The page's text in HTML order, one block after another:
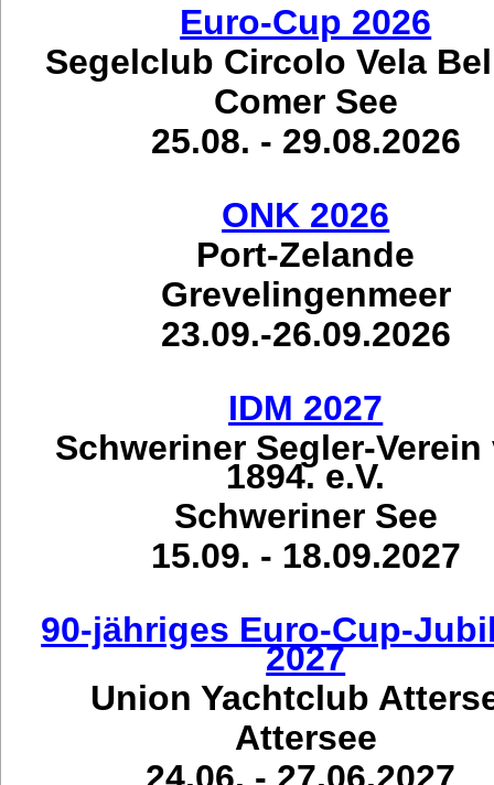
Euro-Cup 2026
Segelclub Circolo Vela
Comer See
25.08. - 29.08.2026
ONK 2026
Port-Zelande
Grevelingenmeer
23.09.-26.09.2026
IDM 2027
Schweriner Segler-Verein
1894. e.V.
Schweriner See
15.09. - 18.09.2027
90-jähriges Euro-Cup-
2027
Union Yachtclub
Attersee
24.06. - 27.06.2027